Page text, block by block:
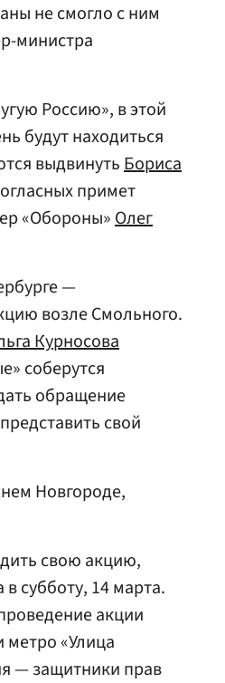
не смогло с ним
министра
Россию», в этой
будут находиться
выдвинутьБориса
примет
«Обороны»Олег
—
возле Смольного.
Курносова
соберутся
обращение
свой
Новгороде,
свою акцию,
субботу, 14 марта.
акции
«Улица
— защитники прав